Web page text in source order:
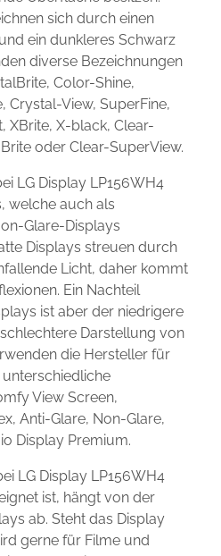
sich durch einen
ein dunkleres Schwarz
diverse Bezeichnungen
Color-Shine,
Crystal-View, SuperFine,
XBrite, X-black, Clear-
oder Clear-SuperView.
LG Display LP156WH4
welche auch als
Glare-Displays
Displays streuen durch
Licht, daher kommt
Ein Nachteil
ist aber der niedrigere
Darstellung von
die Hersteller für
View Screen,
Anti-Glare, Non-Glare,
Display Premium.
LG Display LP156WH4
ist, hängt von der
ab. Steht das Display
gerne für Filme und